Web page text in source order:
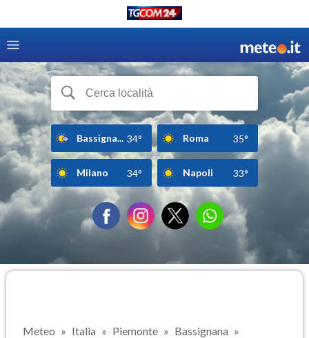
Bassigna... 34° Roma 35°
Milano 34° Napoli 33°
Meteo Italia Piemonte
Bassignana